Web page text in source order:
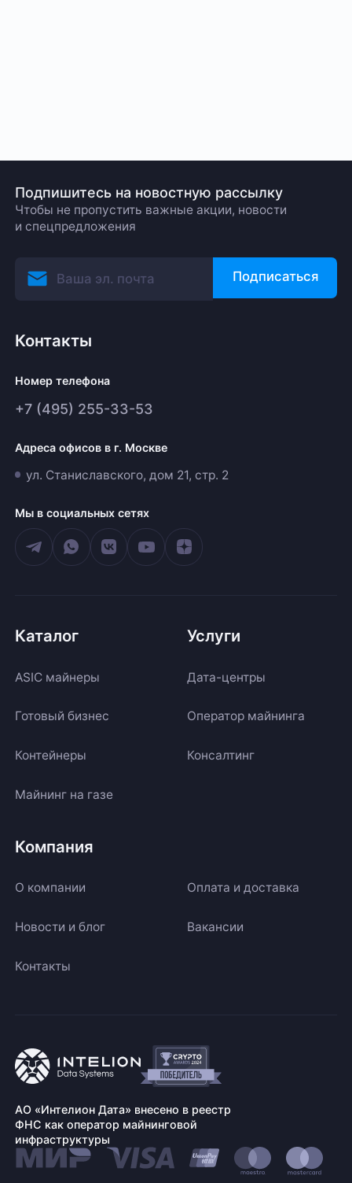
Подпишитесь на новостную рассылку
Чтобы не пропустить важные акции, новости
и спецпредложения
Подписаться
Контакты
Номер телефона
+7 (495) 255-33-53
Адреса офисов в г. Москве
ул. Станиславского, дом 21, стр. 2
Мы в социальных сетях
Каталог
ASIC майнеры
Готовый бизнес
Контейнеры
Майнинг на газе
Услуги
Дата-центры
Оператор майнинга
Консалтинг
Компания
О компании Оплата и доставка
Новости и блог Вакансии
Контакты
АО «Интелион Дата» внесено в реестр
ФНС как оператор майнинговой
инфраструктуры